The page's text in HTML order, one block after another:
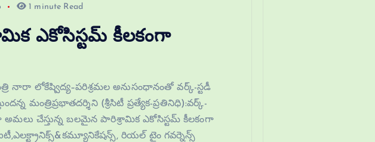
1 minute Read
ఎకోసిస్టమ్ కీలకంగా
నారా లోకేష్విద్య–పరిశ్రమల అనుసంధానంతో వర్క్-స్టడీ
మంత్రిప్రభాతదర్శిని (శ్రీసిటీ ప్రత్యేక-ప్రతినిధి):వర్క్-
చేస్తున్న బలమైన పారిశ్రామిక ఎకోసిస్టమ్ కీలకంగా
రియల్ టైం గవర్నెన్స్